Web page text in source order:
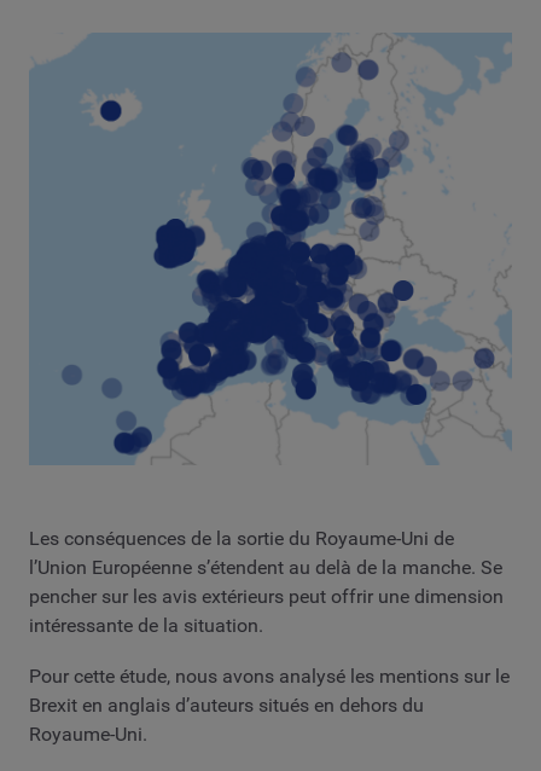
Les conséquences de la sortie du Royaume-Uni de
l’Union Européenne s’étendent au delà de la manche. Se
pencher sur les avis extérieurs peut offrir une dimension
intéressante de la situation.
Pour cette étude, nous avons analysé les mentions sur le
Brexit en anglais d’auteurs situés en dehors du
Royaume-Uni.